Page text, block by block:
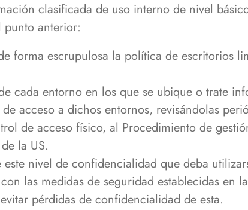
clasificada de uso interno de nivel
punto anterior:
forma escrupulosa la política de escritorios
cada entorno en los que se ubique o trate
acceso a dichos entornos, revisándolas
de acceso físico, al Procedimiento de
la US.
nivel de confidencialidad que deba
las medidas de seguridad establecidas
pérdidas de confidencialidad de esta.